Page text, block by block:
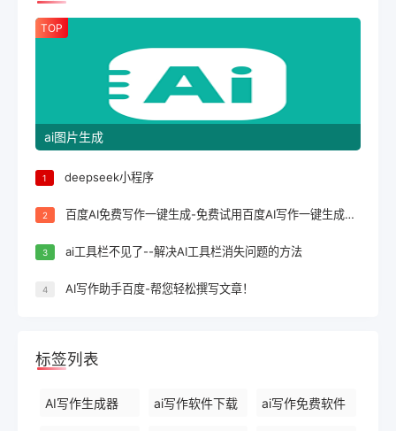
TOP
ai图片生成
1 deepseek小程序
2 百度AI免费写作一键生成-免费试用百度AI写作一键生成，轻松完成文案创作！
3 ai工具栏不见了--解决AI工具栏消失问题的方法
4 AI写作助手百度-帮您轻松撰写文章！
标签列表
AI写作生成器 ai写作软件下载 ai写作免费软件